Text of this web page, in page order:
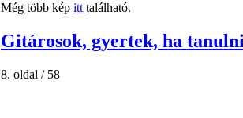
Még több kép itt található.
Gitárosok, gyertek, ha
8. oldal / 58